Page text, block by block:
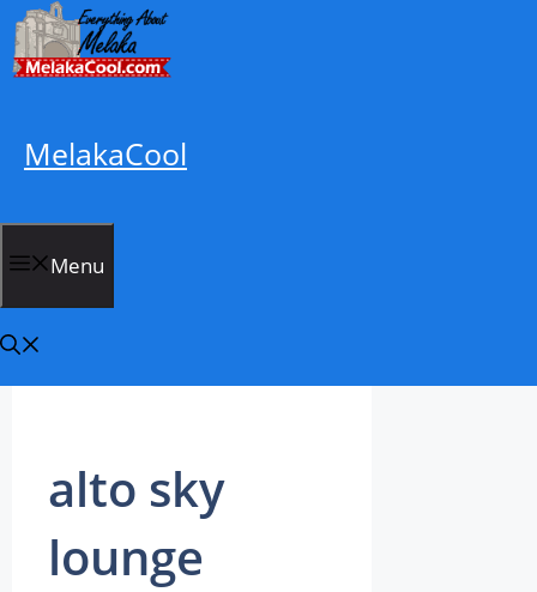
Skip
to
content
MelakaCool
Menu
alto sky
lounge